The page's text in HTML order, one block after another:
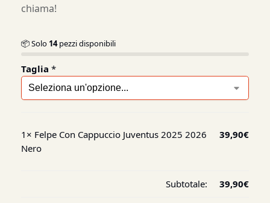
chiama!
📦 Solo 14pezzi disponibili
Taglia *
1× Felpe Con Cappuccio Juventus 2025 2026
Nero
39,90€
Subtotale: 39,90€